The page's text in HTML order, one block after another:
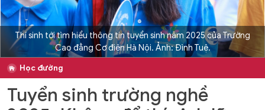
Thí sinh tới tìm hiểu thông tin tuyển sinh năm 2025 của Trường
Cao đẳng Cơ điện Hà Nội. Ảnh: Đình Tuệ.
Học đường
Tuyển sinh trường nghề